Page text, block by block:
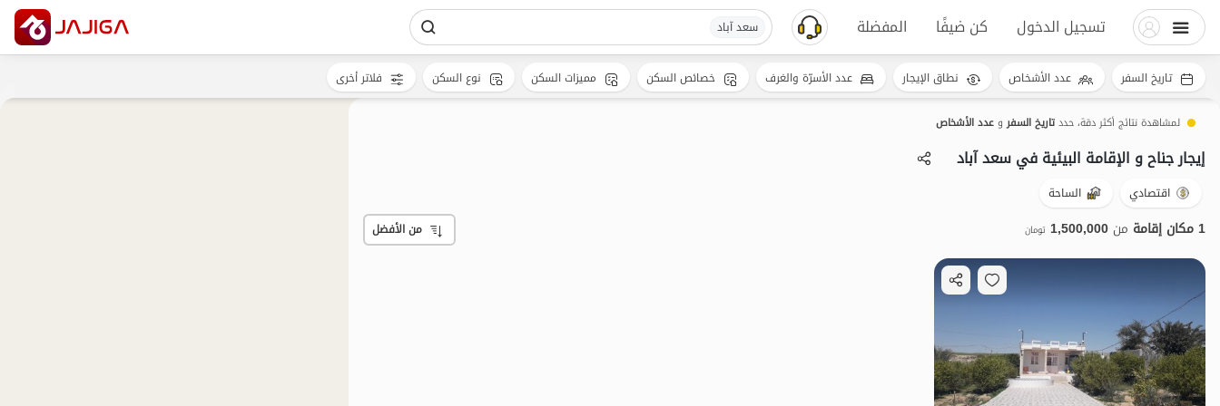
تسجيل الدخول كن ضيفًا المفضلة سعد آباد
لمشاهدة نتائج أكثر دقة، حددتاريخ السفروعدد الأشخاص
إيجار جناح و الإقامة البيئية في سعد آباد
اقتصادي الساحة
1 مكان إقامة من 1,500,000 تومان من الأفضل
تاريخ السفر عدد الأشخاص نطاق الإيجار عدد الأسرّة والغرف خصائص السكن مميزات السكن نوع السكن فلاتر أخرى